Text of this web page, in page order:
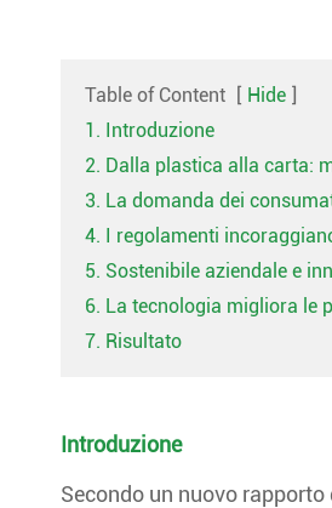
Table of Content [ Hide ]
1. Introduzione
2. Dalla plastica alla carta:
3. La domanda dei
4. I regolamenti
5. Sostenibile aziendale e
6. La tecnologia migliora le
7. Risultato
Introduzione
Secondo un nuovo